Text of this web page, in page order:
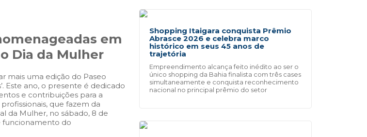
em
Dia da Mulher
mais uma edição do Paseo
Este ano, o presente é dedicado
e contribuições para a
que fazem da
da Mulher, no sábado, 8 de
funcionamento do
Shopping Itaigara conquista Prêmio
Abrasce 2026 e celebra marco
histórico em seus 45 anos de
trajetória
Empreendimento alcança feito inédito ao ser o
único shopping da Bahia finalista com três cases
simultaneamente e conquista reconhecimento
nacional no principal prêmio do setor